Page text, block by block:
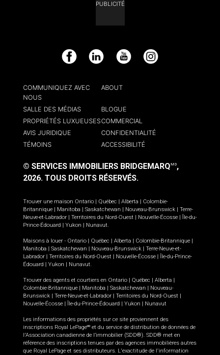
PUBLICITÉ
Facebook LinkedIn YouTube Instagram
COMMUNIQUEZ AVEC
NOUS
ABOUT
SALLE DES MÉDIAS
BLOGUE
PROPRIÉTÉS LUXUEUSESCOMMERCIAL
AVIS JURIDIQUE
CONFIDENTIALITÉ
TÉMOINS
ACCESSIBILITÉ
© SERVICES IMMOBILIERS BRIDGEMARQ MD,
2026. TOUS DROITS RÉSERVÉS.
Trouver une maison Ontario Québec Alberta
Colombie-
Britannique
Manitoba Saskatchewan Nouveau-Brunswick
Terre-
Neuve-et-Labrador
Territoires du Nord-Ouest Nouvelle-Écosse
Île-du-
Prince-Édouard
Yukon Nunavut.
Maisons à louer - Ontario Québec Alberta Colombie-Britannique
Manitoba
Saskatchewan Nouveau-Brunswick
Terre-Neuve-et-
Labrador
Territoires du Nord-Ouest Nouvelle-Écosse
Île-du-Prince-
Édouard
Yukon Nunavut.
Trouver des agents et courtiers en Ontario Québec Alberta
Colombie-Britannique
Manitoba Saskatchewan
Nouveau-
Brunswick
Terre-Neuve-et-Labrador Territoires du Nord-Ouest
Nouvelle-Écosse
Île-du-Prince-Édouard Yukon Nunavut
Les informations des propriétés sur ce site proviennent des
inscriptions Royal LePageMD et du service de distribution de données de
l'Association canadienne de l’immobilier (SDD®). SDD® met en
référence des inscriptions tenues par des agences immobilières autres
que Royal LePage et ses distributeurs. L'exactitude de l'information